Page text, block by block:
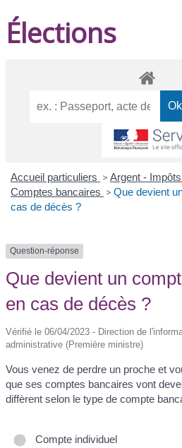
Élections
Accueil particuliers > Argent -
Comptes bancaires > Que devient
cas de décès ?
Question-réponse
Que devient un
en cas de décès ?
Vérifié le 06/04/2023 - Direction de
administrative (Première ministre)
Vous venez de perdre un proche et
que ses comptes bancaires vont
diffèrent selon le type de compte
Compte individuel